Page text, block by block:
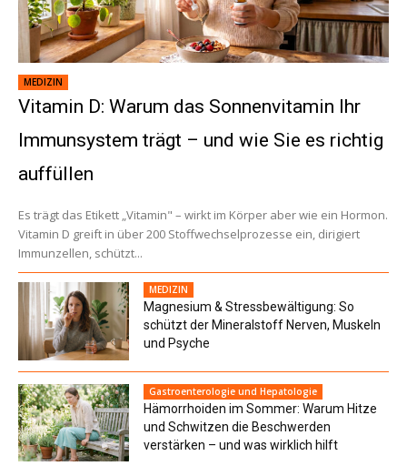
MEDIZIN
Vitamin D: Warum das Sonnenvitamin Ihr
Immunsystem trägt – und wie Sie es richtig
auffüllen
Es trägt das Etikett „Vitamin" – wirkt im Körper aber wie ein Hormon.
Vitamin D greift in über 200 Stoffwechselprozesse ein, dirigiert
Immunzellen, schützt...
MEDIZIN
Magnesium & Stressbewältigung: So
schützt der Mineralstoff Nerven, Muskeln
und Psyche
Gastroenterologie und Hepatologie
Hämorrhoiden im Sommer: Warum Hitze
und Schwitzen die Beschwerden
verstärken – und was wirklich hilft